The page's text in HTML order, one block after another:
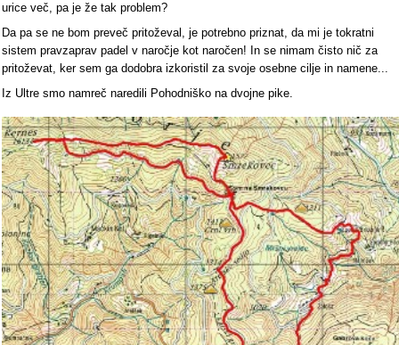
urice več, pa je že tak problem?
Da pa se ne bom preveč pritoževal, je potrebno priznat, da mi je tokratni
sistem pravzaprav padel v naročje kot naročen! In se nimam čisto nič za
pritoževat, ker sem ga dodobra izkoristil za svoje osebne cilje in namene...
Iz Ultre smo namreč naredili Pohodniško na dvojne pike.